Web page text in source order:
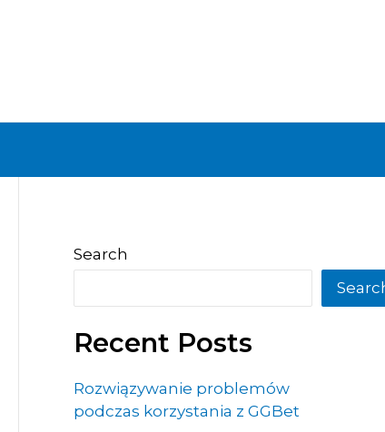
Search
Recent Posts
Rozwiązywanie problemów
podczas korzystania z GGBet